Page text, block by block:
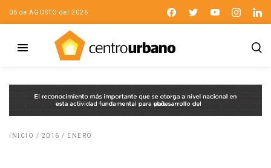
06 de AGOSTO del 2026
INICIO / 2016 / ENERO